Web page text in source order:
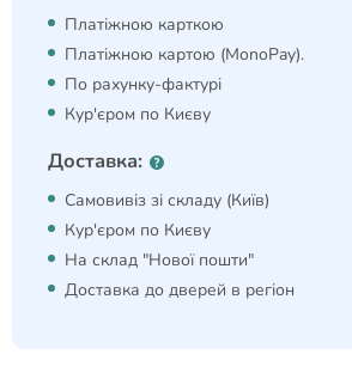
Платіжною карткою
Платіжною картою (MonoPay).
По рахунку-фактурі
Кур'єром по Києву
Доставка:
Самовивіз зі складу (Київ)
Кур'єром по Києву
На склад "Нової пошти"
Доставка до дверей в регіон